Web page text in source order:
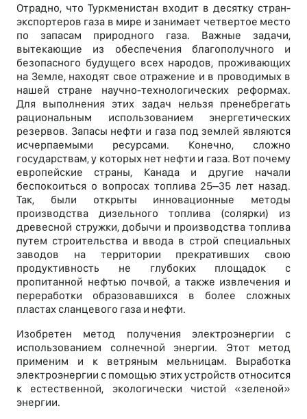
Отрадно, что Туркменистан входит в десятку стран-
экспортеров газа в мире и занимает четвертое место
по запасам природного газа. Важные задачи,
вытекающие из обеспечения благополучного и
безопасного будущего всех народов, проживающих
на Земле, находят свое отражение и в проводимых в
нашей стране научно-технологических реформах.
Для выполнения этих задач нельзя пренебрегать
рациональным использованием энергетических
резервов. Запасы нефти и газа под землей являются
исчерпаемыми ресурсами. Конечно, сложно
государствам, у которых нет нефти и газа. Вот почему
европейские страны, Канада и другие начали
беспокоиться о вопросах топлива 25–35 лет назад.
Так, были открыты инновационные методы
производства дизельного топлива (солярки) из
древесной стружки, добычи и производства топлива
путем строительства и ввода в строй специальных
заводов на территории прекративших свою
продуктивность не глубоких площадок с
пропитанной нефтью почвой, а также извлечения и
переработки образовавшихся в более сложных
пластах сланцевого газа и нефти.
Изобретен метод получения электроэнергии с
использованием солнечной энергии. Этот метод
применим и к ветряным мельницам. Выработка
электроэнергии с помощью этих устройств относится
к естественной, экологически чистой «зеленой»
энергии.